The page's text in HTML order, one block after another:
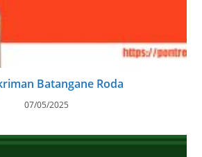
Batangane Roda
07/05/2025